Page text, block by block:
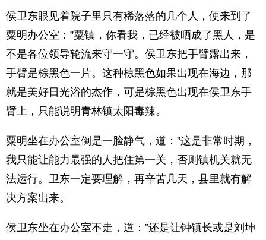
侯卫东眼见着院子里只有稀落落的几个人，便来到了
粟明办公室：”粟镇，你看我，已经被晒成了黑人，是
不是各位领导轮流来守一守。侯卫东把手臂露出来，
手臂是棕黑色一片。这种椋黑色如果出现在海边，那
就是美好日光浴的杰作，可是棕黑色出现在侯卫东手
臂上，只能说明青林镇太阳毒辣。
粟明坐在办公室倒是一脸静气，道：”这是非常时期，
我只能让能力最强的人把住第一关，否则镇机关就无
法运行。卫东一定要理解，再辛苦几天，县里就有解
决方案出来。
侯卫东坐在办公室不走，道：”还是让钟镇长或是刘坤